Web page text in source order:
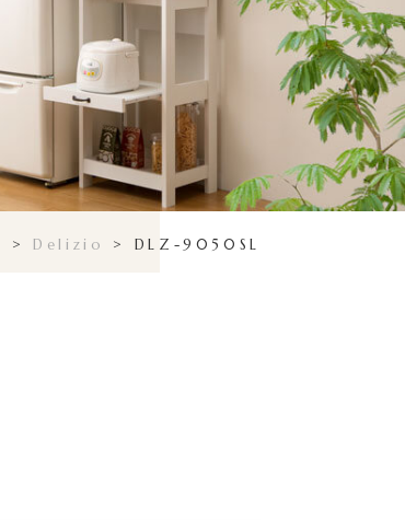
>Delizio > DLZ-9050SL